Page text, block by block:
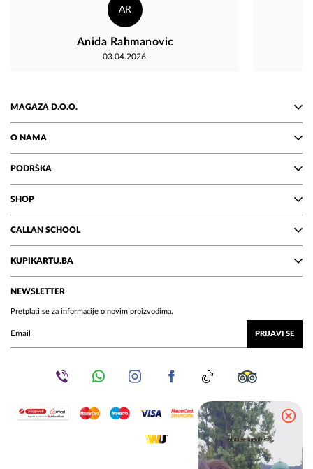
AR
Anida Rahmanovic
03.04.2026.
MAGAZA D.O.O.
O NAMA
PODRŠKA
SHOP
CALLAN SCHOOL
KUPIKARTU.BA
NEWSLETTER
Pretplati se za informacije o novim proizvodima.
PRIJAVI SE